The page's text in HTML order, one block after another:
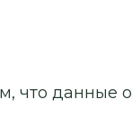
что данные о